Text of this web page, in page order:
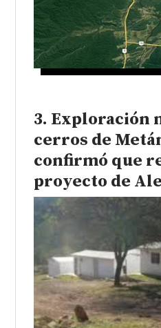
Exploración
cerros de
confirmó que
proyecto de